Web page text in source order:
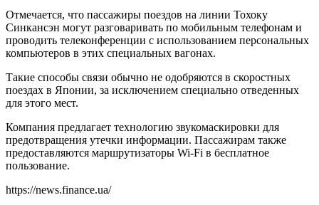
Отмечается, что пассажиры поездов на линии Тохоку
Синкансэн могут разговаривать по мобильным телефонам и
проводить телеконференции с использованием персональных
компьютеров в этих специальных вагонах.
Такие способы связи обычно не одобряются в скоростных
поездах в Японии, за исключением специально отведенных
для этого мест.
Компания предлагает технологию звукомаскировки для
предотвращения утечки информации. Пассажирам также
предоставляются маршрутизаторы Wi-Fi в бесплатное
пользование.
https://news.finance.ua/